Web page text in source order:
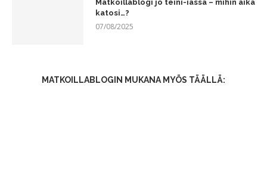
Matkoillablogi jo teini-iässä – mihin aika
katosi…?
07/08/2025
MATKOILLABLOGIN MUKANA MYÖS TÄÄLLÄ: